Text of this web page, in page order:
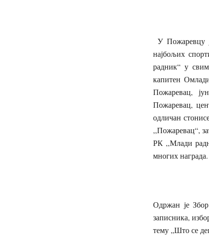
У Пожаревцу
најбољих
радник“ у
капитен
Пожаревац,
Пожаревац,
одличан
,,Пожаревац“,
РК ,,Млади
многих награда.
Одржан је
записника,
тему „Што се